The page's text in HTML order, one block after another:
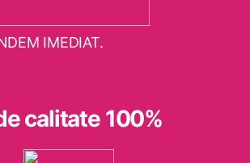
IMEDIAT.
calitate 100%